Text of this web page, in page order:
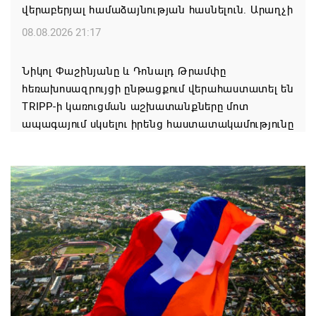
վերաբերյալ համաձայնության հասնելուն. Արաղչի
08.08.2026 21:17
Նիկոլ Փաշինյանը և Դոնալդ Թրամփը
հեռախոսազրույցի ընթացքում վերահաստատել են
TRIPP-ի կառուցման աշխատանքները մոտ
ապագայում սկսելու իրենց հաստատակամությունը
Փաշինյանն ու Ալիևը հեռախոսազրույց են ունեցել․
քննարկվել է TRIPP երթուղու նախագծի
իրականացումը
08.08.2026 12:32
Մաքսիմ Հակոբյանն այսօր կդառնար 77
տարեկան